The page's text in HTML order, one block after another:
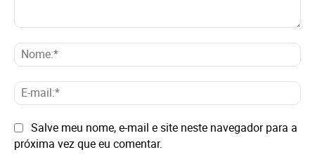
E-
Site: Salve meu nome, e-mail e site neste navegador para a
próxima vez que eu comentar.